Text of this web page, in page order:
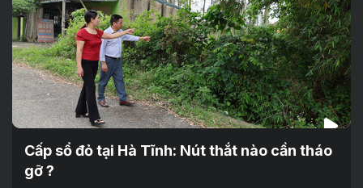
Cấp sổ đỏ tại Hà Tĩnh: Nút thắt nào cần tháo
gỡ ?